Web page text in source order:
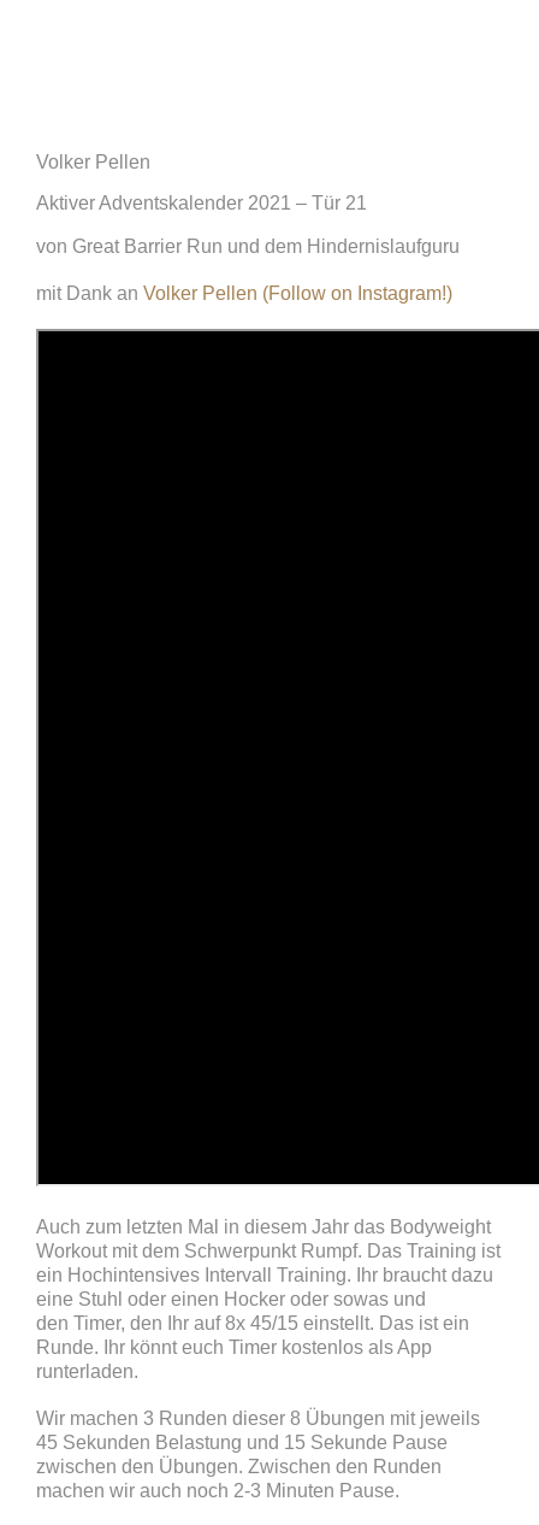
Volker Pellen
Aktiver Adventskalender 2021 – Tür 21
von Great Barrier Run und dem Hindernislaufguru
mit Dank an Volker Pellen (Follow on Instagram!)
Auch zum letzten Mal in diesem Jahr das Bodyweight
Workout mit dem Schwerpunkt Rumpf. Das Training ist
ein Hochintensives Intervall Training. Ihr braucht dazu
eine Stuhl oder einen Hocker oder sowas und
den Timer, den Ihr auf 8x 45/15 einstellt. Das ist ein
Runde. Ihr könnt euch Timer kostenlos als App
runterladen.
Wir machen 3 Runden dieser 8 Übungen mit jeweils
45 Sekunden Belastung und 15 Sekunde Pause
zwischen den Übungen. Zwischen den Runden
machen wir auch noch 2-3 Minuten Pause.